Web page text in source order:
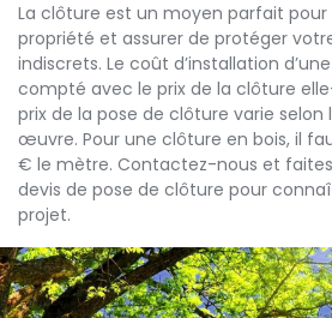
La clôture est un moyen parfait
propriété et assurer de protéger
indiscrets. Le coût d’installation
compté avec le prix de la clôture
prix de la pose de clôture varie
œuvre. Pour une clôture en bois, il
€ le mètre. Contactez-nous et
devis de pose de clôture pour
projet.